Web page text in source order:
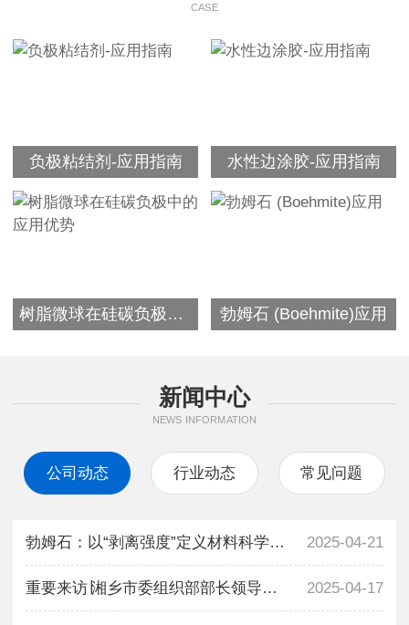
CASE
负极粘结剂-应用指南 水性边涂胶-应用指南
树脂微球在硅碳负极中的应用优势 勃姆石 (Boehmite)应用
新闻中心
NEWS INFORMATION
公司动态 行业动态 常见问题
勃姆石：以“剥离强度”定义材料科学新高度 2025-04-21
重要来访∣湘乡市委组织部部长领导一行莅临齐贤新材调研视察 2025-04-17